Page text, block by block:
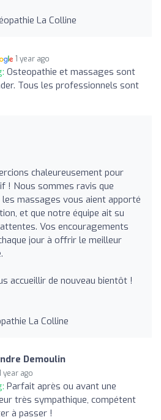
La Colline
1 year ago
Osteopathie et massages sont
Tous les professionnels sont
chaleureusement pour
! Nous sommes ravis que
les massages vous aient apporté
et que notre équipe ait su
Vos encouragements
jour à offrir le meilleur
accueillir de nouveau bientôt !
La Colline
Demoulin
year ago
Parfait après ou avant une
très sympathique, compétent
à passer !